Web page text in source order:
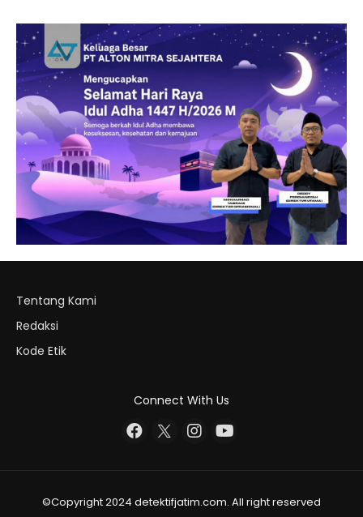
Tentang Kami
Redaksi
Kode Etik
Connect With Us
©Copyright 2024 detektifjatim.com. All right reserved